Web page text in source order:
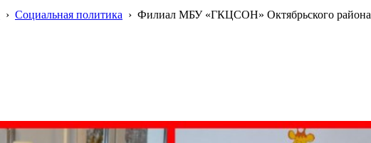
› Социальная политика › Филиал МБУ «ГКЦСОН» Октябрьского района